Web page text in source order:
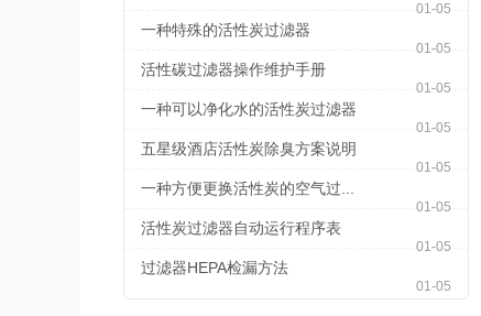
01-05
一种特殊的活性炭过滤器
01-05
活性碳过滤器操作维护手册
01-05
一种可以净化水的活性炭过滤器
01-05
五星级酒店活性炭除臭方案说明
01-05
一种方便更换活性炭的空气过...
01-05
活性炭过滤器自动运行程序表
01-05
过滤器HEPA检漏方法
01-05